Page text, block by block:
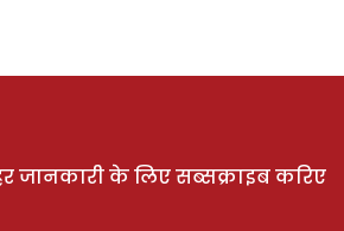
जानकारी के लिए सब्सक्राइब करिए